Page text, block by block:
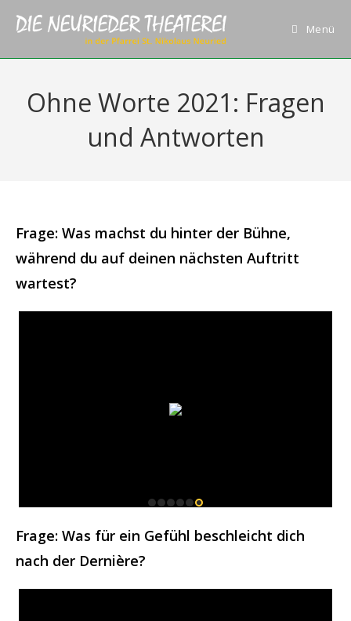
Inhalt
Menü
Ohne Worte 2021: Fragen
und Antworten
Frage: Was machst du hinter der Bühne,
während du auf deinen nächsten Auftritt
wartest?
Frage: Was für ein Gefühl beschleicht dich
nach der Dernière?